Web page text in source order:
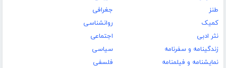
طنز
کمیک
نثر ادبی
زندگینامه و سفرنامه
نمایشنامه و فیلمنامه
جغرافی
روانشناسی
اجتماعی
سیاسی
فلسفی